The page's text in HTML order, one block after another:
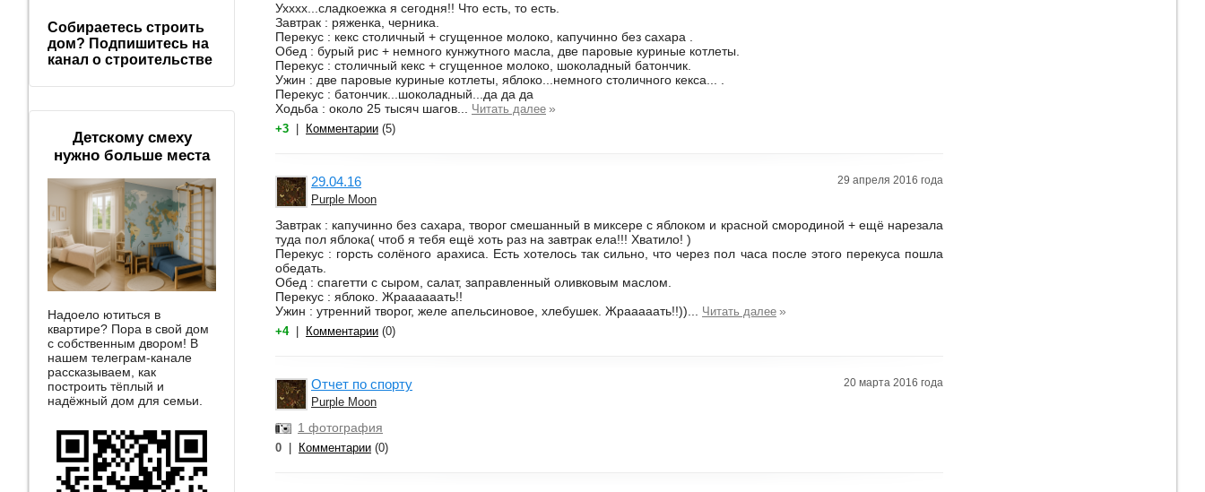
Ухххх...сладкоежка я сегодня!! Что есть, то есть.
Завтрак : ряженка, черника.
Перекус : кекс столичный + сгущенное молоко, капучинно без сахара .
Обед : бурый рис + немного кунжутного масла, две паровые куриные котлеты.
Перекус : столичный кекс + сгущенное молоко, шоколадный батончик.
Ужин : две паровые куриные котлеты, яблоко...немного столичного кекса... .
Перекус : батончик...шоколадный...да да да
Ходьба : около 25 тысяч шагов... Читать далее »
+3 Комментарии (5)
29.04.16 29 апреля 2016 года
Purple Moon
Завтрак : капучинно без сахара, творог смешанный в миксере с яблоком и красной смородиной + ещё нарезала
туда пол яблока( чтоб я тебя ещё хоть раз на завтрак ела!!! Хватило! )
Перекус : горсть солёного арахиса. Есть хотелось так сильно, что через пол часа после этого перекуса пошла
обедать.
Обед : спагетти с сыром, салат, заправленный оливковым маслом.
Перекус : яблоко. Жраааааать!!
Ужин : утренний творог, желе апельсиновое, хлебушек. Жрааааать!!))... Читать далее »
+4 Комментарии (0)
Отчет по спорту 20 марта 2016 года
Purple Moon
1 фотография
0 Комментарии (0)
Собираетесь строить
дом? Подпишитесь на
канал о строительстве
Детскому смеху
нужно больше места
Надоело ютиться в
квартире? Пора в свой дом
с собственным двором! В
нашем телеграм-канале
рассказываем, как
построить тёплый и
надёжный дом для семьи.